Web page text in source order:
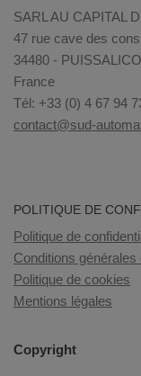
SARL AU CAPITAL
47 rue cave des
34480 -
France
Tél: +33 (0) 4 67 94
contact@sud-
POLITIQUE DE
Politique de
Conditions générales
Politique de cookies
Mentions légales
Copyright